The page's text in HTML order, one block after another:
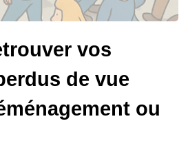
vos
de vue
ou